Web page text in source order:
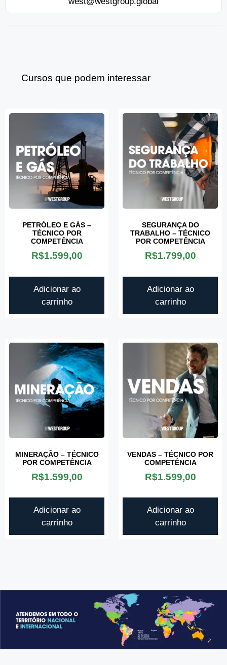
Cursos que podem interessar
PETRÓLEO E GÁS –
TÉCNICO POR
COMPETÊNCIA
R$1.599,00
Adicionar ao
carrinho
SEGURANÇA DO
TRABALHO – TÉCNICO
POR COMPETÊNCIA
R$1.799,00
Adicionar ao
carrinho
MINERAÇÃO – TÉCNICO
POR COMPETÊNCIA
R$1.599,00
Adicionar ao
carrinho
VENDAS – TÉCNICO POR
COMPETÊNCIA
R$1.599,00
Adicionar ao
carrinho